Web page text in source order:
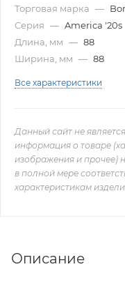
Торговая марка —
Серия — America '20s
Длина, мм — 88
Ширина, мм — 88
Все характеристики
Данный сайт не
информация о товаре
изображения и прочее)
в полной мере
характеристикам
Описание